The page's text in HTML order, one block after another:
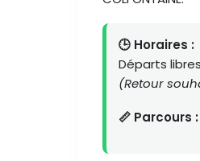
🕒 Horaires :
Départs
(Retour
📏 Parcours :